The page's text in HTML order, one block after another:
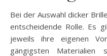
Bei der Auswahl dicker
entscheidende Rolle. Es
jeweils ihre eigenen
gängigsten Materialien